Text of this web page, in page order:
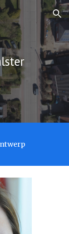
Skip to navigation